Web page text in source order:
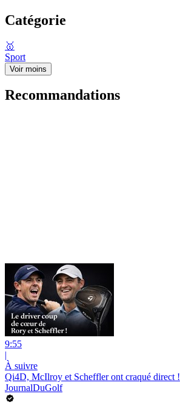
Catégorie
🥇
Sport
Voir moins
Recommandations
9:55
|
À suivre
Qi4D, McIlroy et Scheffler ont craqué direct !
JournalDuGolf